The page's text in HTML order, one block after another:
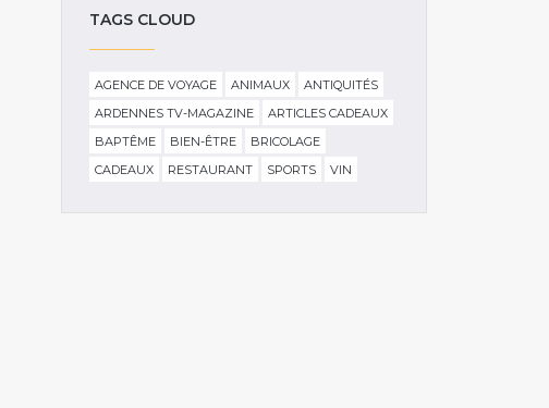
TAGS CLOUD
AGENCE DE VOYAGE ANIMAUX
ANTIQUITÉS
ARDENNES TV-MAGAZINE
ARTICLES CADEAUX
BAPTÊME
BIEN-ÊTRE
BRICOLAGE
CADEAUX
RESTAURANT SPORTS VIN